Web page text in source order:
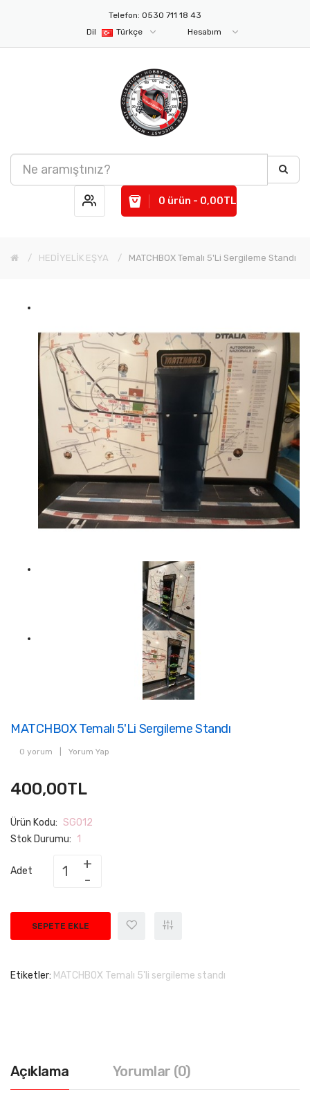
Telefon: 0530 711 18 43
Dil
Türkçe Hesabım
0 ürün - 0,00TL
HEDİYELİK EŞYA MATCHBOX Temalı 5'li Sergileme Standı
MATCHBOX Temalı 5'li Sergileme Standı
0 yorum Yorum Yap
400,00TL
Ürün Kodu: SG012
Stok Durumu: 1
Adet
SEPETE EKLE
Etiketler: MATCHBOX Temalı 5'li sergileme standı
Açıklama Yorumlar (0)